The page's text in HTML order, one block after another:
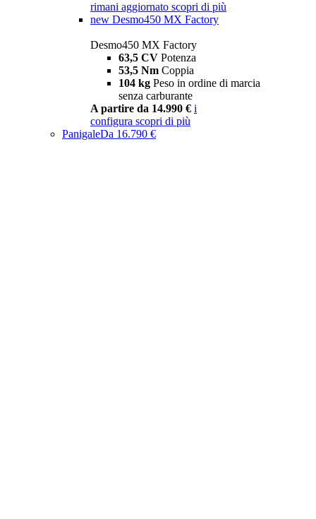
rimani aggiornato scopri di più
new Desmo450 MX Factory
Desmo450 MX Factory
63,5 CV Potenza
53,5 Nm Coppia
104 kg Peso in ordine di marcia
senza carburante
A partire da 14.990 € i
configura scopri di più
PanigaleDa 16.790 €